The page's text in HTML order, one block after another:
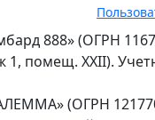
888» (ОГРН
1, помещ. XXII).
(ОГРН